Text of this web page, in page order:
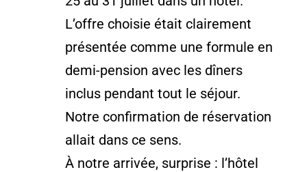
L’offre choisie était clairement
présentée comme une formule en
demi-pension avec les dîners
inclus pendant tout le séjour.
Notre confirmation de réservation
allait dans ce sens.
À notre arrivée, surprise : l’hôtel